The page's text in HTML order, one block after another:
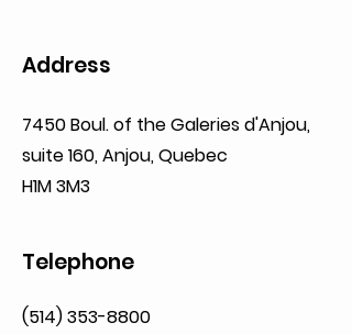
Address
7450 Boul. of the Galeries d'Anjou,
suite 160,Anjou, Quebec
H1M 3M3
Telephone
(514) 353-8800